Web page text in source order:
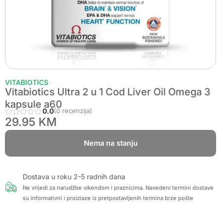
VITABIOTICS
Vitabiotics Ultra 2 u 1 Cod Liver Oil Omega 3
kapsule a60
0.0(0 recenzija)
29.95 KM
Nema na stanju
Dostava u roku 2-5 radnih dana
Ne vrijedi za narudžbe vikendom i praznicima. Navedeni termini dostave
su informativni i proizlaze iz pretpostavljenih termina brze pošte